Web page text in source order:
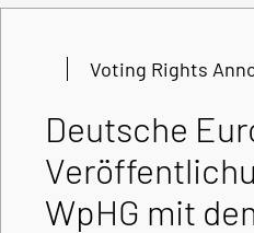
Voting Rights
Deutsche
WpHG mit